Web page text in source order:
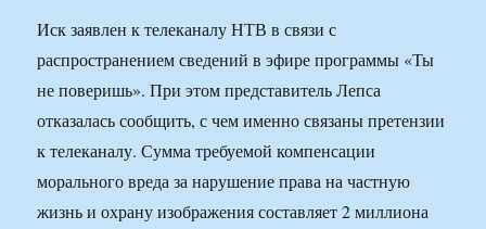
Иск заявлен к телеканалу НТВ в связи с
распространением сведений в эфире программы «Ты
не поверишь». При этом представитель Лепса
отказалась сообщить, с чем именно связаны претензии
к телеканалу. Сумма требуемой компенсации
морального вреда за нарушение права на частную
жизнь и охрану изображения составляет 2 миллиона